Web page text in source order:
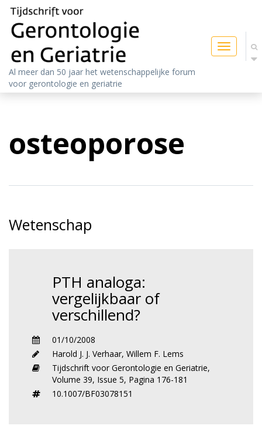
Toggle
navigation
Al meer dan 50 jaar het wetenschappelijke forum
voor gerontologie en geriatrie
osteoporose
Wetenschap
PTH analoga:
vergelijkbaar of
verschillend?
01/10/2008
Harold J. J. Verhaar, Willem F. Lems
Tijdschrift voor Gerontologie en Geriatrie,
Volume 39, Issue 5, Pagina 176-181
10.1007/BF03078151